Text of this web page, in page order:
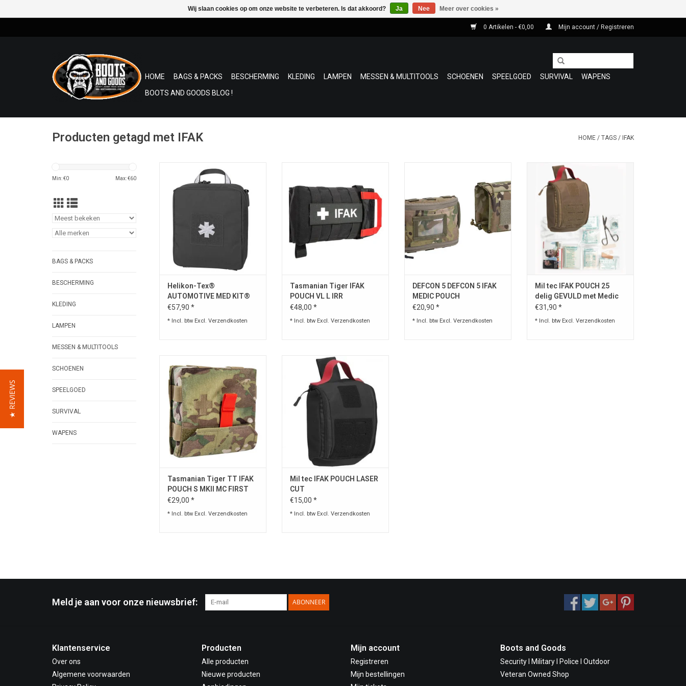
0 Artikelen - €0,00 Mijn account / Registreren
HOME BAGS & PACKS BESCHERMING KLEDING LAMPEN MESSEN & MULTITOOLS SCHOENEN SPEELGOED SURVIVAL
WAPENS
BOOTS AND GOODS BLOG !
Producten getagd met IFAK HOME / TAGS / IFAK
Min: €0 Max: €60
BAGS & PACKS
BESCHERMING
KLEDING
LAMPEN
MESSEN & MULTITOOLS
SCHOENEN
SPEELGOED
SURVIVAL
WAPENS
Automotive Med Kit® is
ontworpen als eerste EHBO-kit
voor in voertuigen. Dankzij de
compacte, platte vorm past hij
onder de stoelen, in de zijdeur of
scherpe randen die vasthaken
voorkomt.
TOEVOEGEN AAN WINKELWAGEN
Helikon-Tex®
AUTOMOTIVE MED KIT®
POUCH - CORDURA®
€57,90 *
* Incl. btw Excl. Verzendkosten
TOEVOEGEN AAN WINKELWAGEN
Tasmanian Tiger IFAK
POUCH VL L IRR
€48,00 *
* Incl. btw Excl. Verzendkosten
benodigde apparatuur kunt
organiseren en dragen om
elementaire eerste hulp te bieden.
Handige opberg pouch
TOEVOEGEN AAN WINKELWAGEN
DEFCON 5 DEFCON 5 IFAK
MEDIC POUCH
€20,90 *
* Incl. btw Excl. Verzendkosten
Deze IFAK Medic Pouch Laser Cut
van Mil-Tec wordt geleverd met
een 25-delige EHBO-kit, gemaakt
in Duitsland
TOEVOEGEN AAN WINKELWAGEN
Mil tec IFAK POUCH 25
delig GEVULD met Medic
gear LASER CUT
€31,90 *
* Incl. btw Excl. Verzendkosten
klittenbandbevestiging.
TOEVOEGEN AAN WINKELWAGEN
Tasmanian Tiger TT IFAK
POUCH S MKII MC FIRST
AID POUCH
€29,00 *
* Incl. btw Excl. Verzendkosten
Deze IFAK Medic Pouch Laser is
een individuele med-kit , waar u
benodigde apparatuur kunt
organiseren en dragen om
elementaire eerste hulp te bieden.
TOEVOEGEN AAN WINKELWAGEN
Mil tec IFAK POUCH LASER
CUT
€15,00 *
* Incl. btw Excl. Verzendkosten
Meld je aan voor onze nieuwsbrief: ABONNEER
Klantenservice
Over ons
Algemene voorwaarden
Producten
Alle producten
Nieuwe producten
Mijn account
Registreren
Mijn bestellingen
Boots and Goods
Security I Military I Police I Outdoor
Veteran Owned Shop
Wij slaan cookies op om onze website te verbeteren. Is dat akkoord? Ja Nee Meer over cookies »
★ REVIEWS